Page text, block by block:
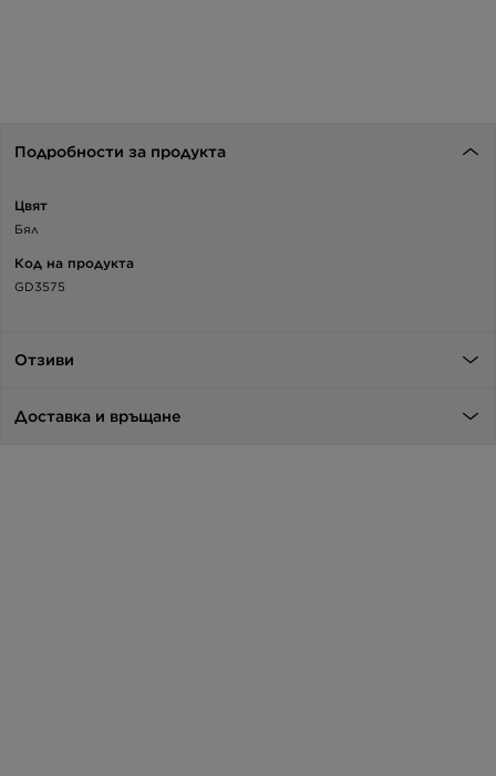
Подробности за продукта
Цвят
Бял
Код на продукта
GD3575
Отзиви
Доставка и връщане